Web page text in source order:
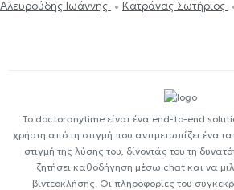
Αλευρούδης Ιωάννης
Κατράνας Σωτήριος
Το doctoranytime είναι ένα end-to-end
χρήστη από τη στιγμή που αντιμετωπίζει ένα
στιγμή της λύσης του, δίνοντάς του τη
ζητήσει καθοδήγηση μέσω chat και να
βιντεοκλήσης. Οι πληροφορίες του